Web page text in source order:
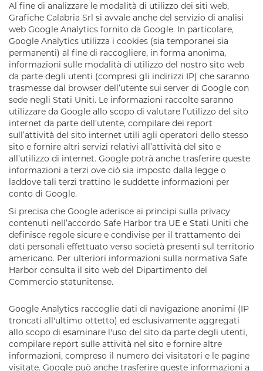
Al fine di analizzare le modalità di utilizzo dei siti web,
Grafiche Calabria Srl si avvale anche del servizio di analisi
web Google Analytics fornito da Google. In particolare,
Google Analytics utilizza i cookies (sia temporanei sia
permanenti) al fine di raccogliere, in forma anonima,
informazioni sulle modalità di utilizzo del nostro sito web
da parte degli utenti (compresi gli indirizzi IP) che saranno
trasmesse dal browser dell’utente sui server di Google con
sede negli Stati Uniti. Le informazioni raccolte saranno
utilizzare da Google allo scopo di valutare l’utilizzo del sito
internet da parte dell’utente, compilare dei report
sull’attività del sito internet utili agli operatori dello stesso
sito e fornire altri servizi relativi all’attività del sito e
all’utilizzo di internet. Google potrà anche trasferire queste
informazioni a terzi ove ciò sia imposto dalla legge o
laddove tali terzi trattino le suddette informazioni per
conto di Google.
Si precisa che Google aderisce ai principi sulla privacy
contenuti nell’accordo Safe Harbor tra UE e Stati Uniti che
definisce regole sicure e condivise per il trattamento dei
dati personali effettuato verso società presenti sul territorio
americano. Per ulteriori informazioni sulla normativa Safe
Harbor consulta il sito web del Dipartimento del
Commercio statunitense.
Google Analytics raccoglie dati di navigazione anonimi (IP
troncati all'ultimo ottetto) ed esclusivamente aggregati
allo scopo di esaminare l'uso del sito da parte degli utenti,
compilare report sulle attività nel sito e fornire altre
informazioni, compreso il numero dei visitatori e le pagine
visitate. Google può anche trasferire queste informazioni a